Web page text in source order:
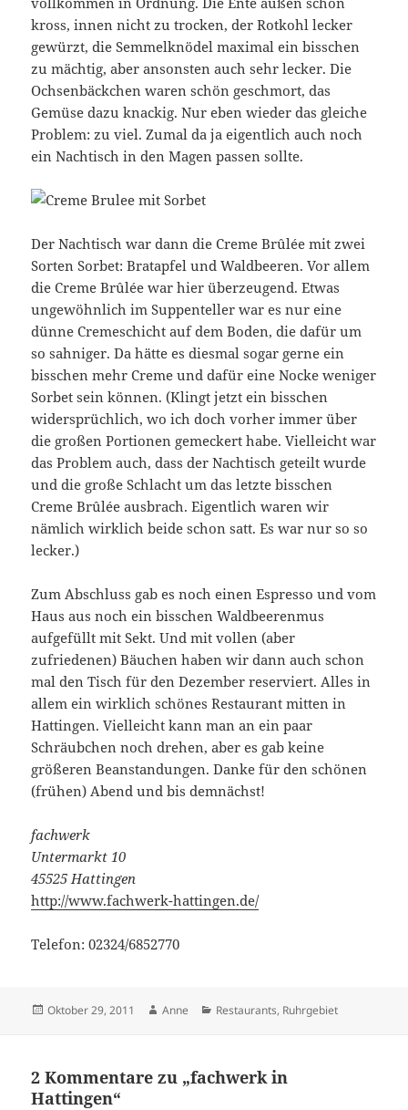
kross, innen nicht zu trocken, der Rotkohl lecker
gewürzt, die Semmelknödel maximal ein bisschen
zu mächtig, aber ansonsten auch sehr lecker. Die
Ochsenbäckchen waren schön geschmort, das
Gemüse dazu knackig. Nur eben wieder das gleiche
Problem: zu viel. Zumal da ja eigentlich auch noch
ein Nachtisch in den Magen passen sollte.
Der Nachtisch war dann die Creme Brûlée mit zwei
Sorten Sorbet: Bratapfel und Waldbeeren. Vor allem
die Creme Brûlée war hier überzeugend. Etwas
ungewöhnlich im Suppenteller war es nur eine
dünne Cremeschicht auf dem Boden, die dafür um
so sahniger. Da hätte es diesmal sogar gerne ein
bisschen mehr Creme und dafür eine Nocke weniger
Sorbet sein können. (Klingt jetzt ein bisschen
widersprüchlich, wo ich doch vorher immer über
die großen Portionen gemeckert habe. Vielleicht war
das Problem auch, dass der Nachtisch geteilt wurde
und die große Schlacht um das letzte bisschen
Creme Brûlée ausbrach. Eigentlich waren wir
nämlich wirklich beide schon satt. Es war nur so so
lecker.)
Zum Abschluss gab es noch einen Espresso und vom
Haus aus noch ein bisschen Waldbeerenmus
aufgefüllt mit Sekt. Und mit vollen (aber
zufriedenen) Bäuchen haben wir dann auch schon
mal den Tisch für den Dezember reserviert. Alles in
allem ein wirklich schönes Restaurant mitten in
Hattingen. Vielleicht kann man an ein paar
Schräubchen noch drehen, aber es gab keine
größeren Beanstandungen. Danke für den schönen
(frühen) Abend und bis demnächst!
fachwerk
Untermarkt 10
45525 Hattingen
http://www.fachwerk-hattingen.de/
Telefon: 02324/6852770
Veröffentlicht
Oktober 29, 2011 Autor
Anne Kategorien
Restaurants, Ruhrgebiet
2 Kommentare zu „fachwerk in
Hattingen“